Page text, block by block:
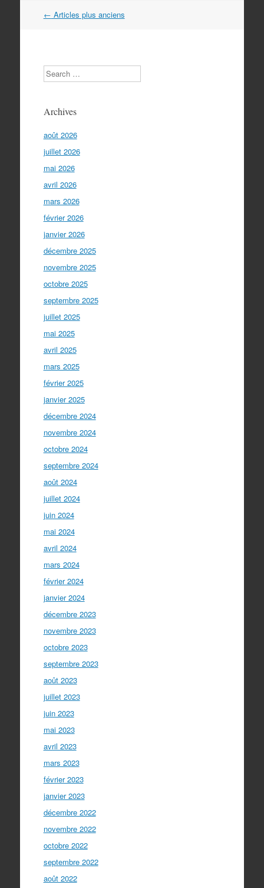
Navigation
← Articles plus anciens
Search
Archives
août 2026
juillet 2026
mai 2026
avril 2026
mars 2026
février 2026
janvier 2026
décembre 2025
novembre 2025
octobre 2025
septembre 2025
juillet 2025
mai 2025
avril 2025
mars 2025
février 2025
janvier 2025
décembre 2024
novembre 2024
octobre 2024
septembre 2024
août 2024
juillet 2024
juin 2024
mai 2024
avril 2024
mars 2024
février 2024
janvier 2024
décembre 2023
novembre 2023
octobre 2023
septembre 2023
août 2023
juillet 2023
juin 2023
mai 2023
avril 2023
mars 2023
février 2023
janvier 2023
décembre 2022
novembre 2022
octobre 2022
septembre 2022
août 2022